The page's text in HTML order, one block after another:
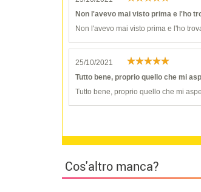
Non l'avevo mai visto prima e l'ho
Non l'avevo mai visto prima e l'ho
25/10/2021
Tutto bene, proprio quello che mi
Tutto bene, proprio quello che mi
Cos'altro manca?